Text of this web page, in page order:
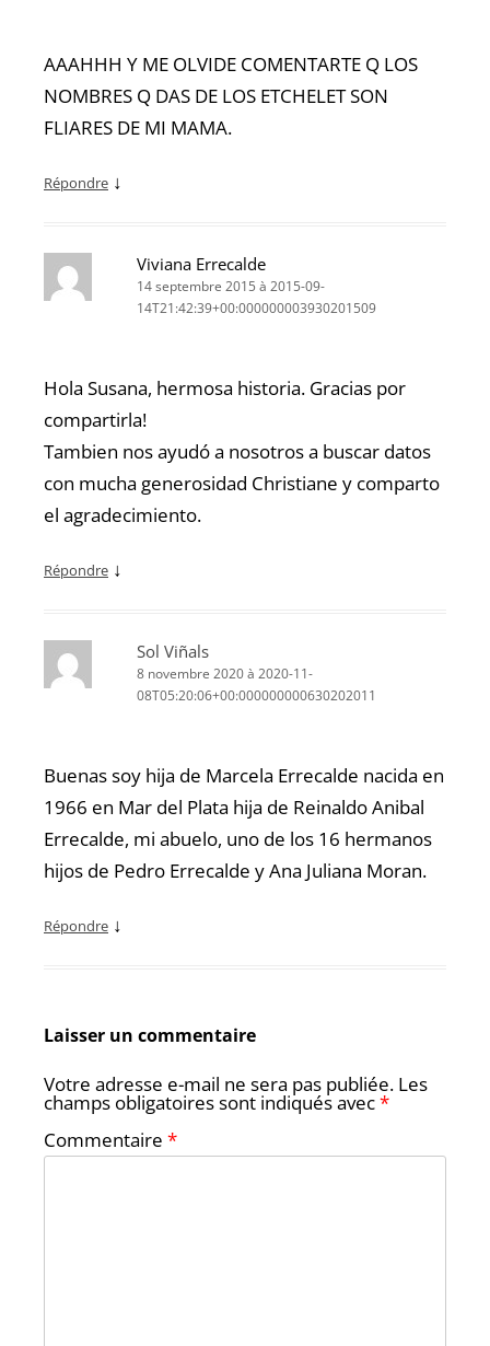
AAAHHH Y ME OLVIDE COMENTARTE Q LOS
NOMBRES Q DAS DE LOS ETCHELET SON
FLIARES DE MI MAMA.
Répondre ↓
Viviana Errecalde
14 septembre 2015 à 2015-09-
14T21:42:39+00:000000003930201509
Hola Susana, hermosa historia. Gracias por
compartirla!
Tambien nos ayudó a nosotros a buscar datos
con mucha generosidad Christiane y comparto
el agradecimiento.
Répondre ↓
Sol Viñals
8 novembre 2020 à 2020-11-
08T05:20:06+00:000000000630202011
Buenas soy hija de Marcela Errecalde nacida en
1966 en Mar del Plata hija de Reinaldo Anibal
Errecalde, mi abuelo, uno de los 16 hermanos
hijos de Pedro Errecalde y Ana Juliana Moran.
Répondre ↓
Laisser un commentaire
Votre adresse e-mail ne sera pas publiée. Les
champs obligatoires sont indiqués avec*
Commentaire *